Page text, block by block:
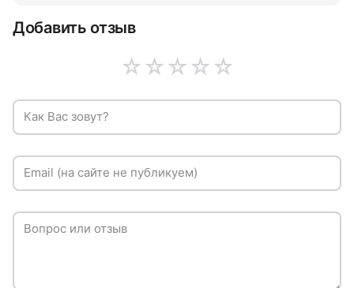
Добавить отзыв
☆
☆
☆
☆
☆
Как Вас зовут?
Email (на сайте не публикуем)
Вопрос или отзыв